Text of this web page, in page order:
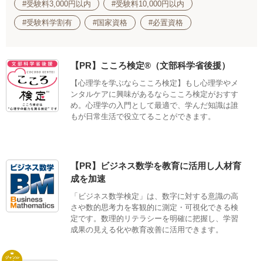
#受験料3,000円以内 #受験料10,000円以内
#受験料学割有 #国家資格 #必置資格
【PR】こころ検定®（文部科学省後援）
【心理学を学ぶならこころ検定】もし心理学やメ
ンタルケアに興味があるならこころ検定がおすす
め。心理学の入門として最適で、学んだ知識は誰
もが日常生活で役立てることができます。
【PR】ビジネス数学を教育に活用し人材育
成を加速
「ビジネス数学検定」は、数字に対する意識の高
さや数的思考力を客観的に測定・可視化できる検
定です。数理的リテラシーを明確に把握し、学習
成果の見える化や教育改善に活用できます。